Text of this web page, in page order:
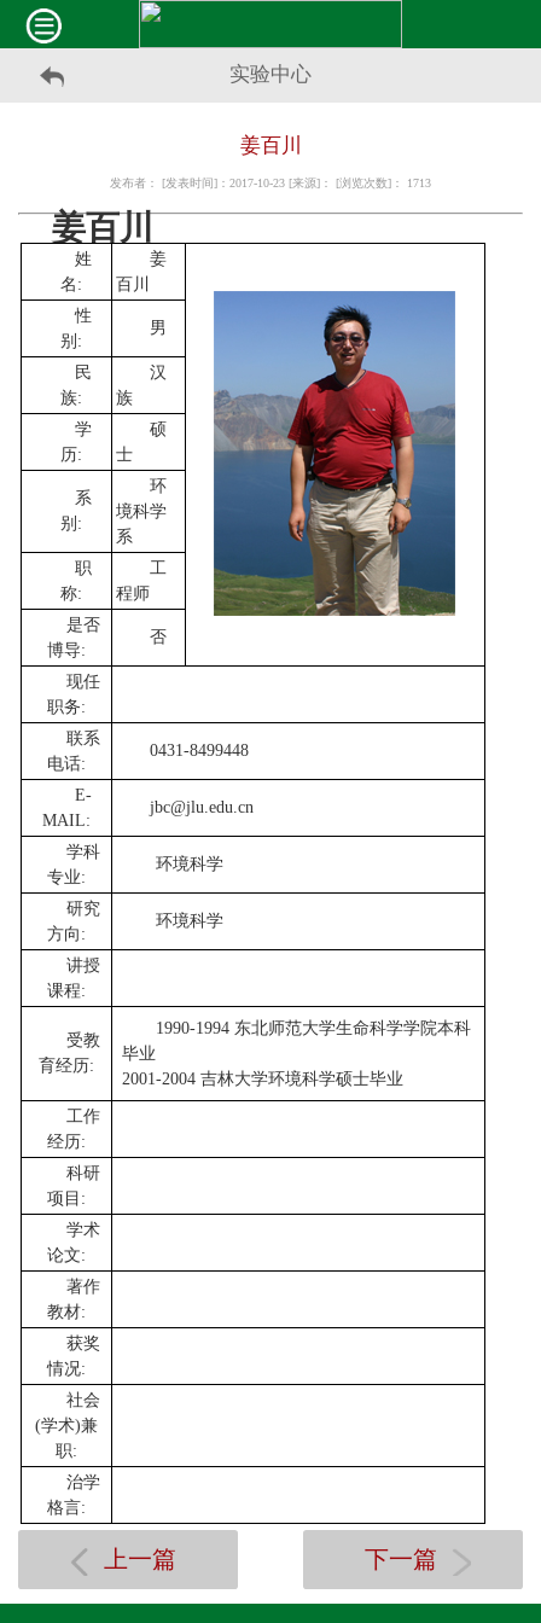
实验中心
姜百川
发布者： [发表时间]：2017-10-23 [来源]： [浏览次数]： 1713
姜百川
姓
名:
姜
百川
性
别:
男
民
族:
汉
族
学
历:
硕
士
系
别:
环
境科学
系
职
称:
工
程师
是否
博导:
否
现任
职务:
联系
电话:
0431-8499448
E-
MAIL:
jbc@jlu.edu.cn
学科
专业:
环境科学
研究
方向:
环境科学
讲授
课程:
受教
育经历:
1990-1994 东北师范大学生命科学学院本科
毕业
2001-2004 吉林大学环境科学硕士毕业
工作
经历:
科研
项目:
学术
论文:
著作
教材:
获奖
情况:
社会
(学术)兼
职:
治学
格言:
上一篇 下一篇